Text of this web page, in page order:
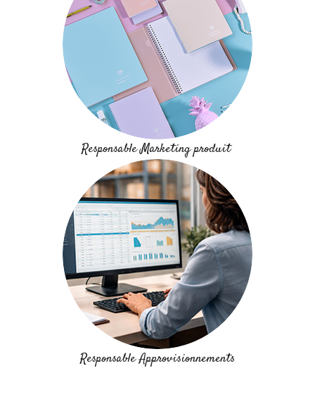
Responsable Marketing produit
Responsable Approvisionnements